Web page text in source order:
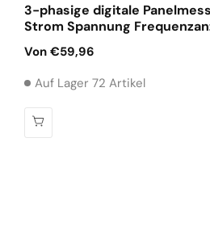
3-phasige digitale
Strom Spannung
Normaler
Von €59,96
Auf Lager 72 Artikel